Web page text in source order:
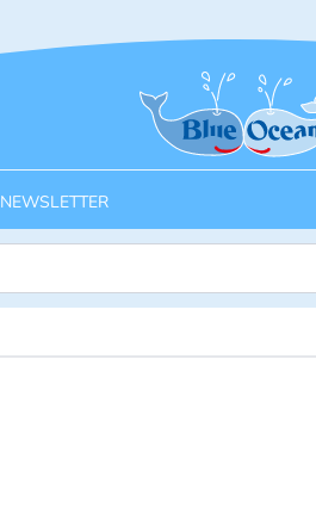
Startseite
NEWSLETTER